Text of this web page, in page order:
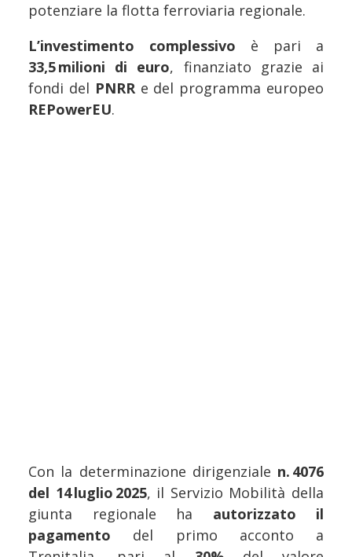
potenziare la flotta ferroviaria regionale.
L’investimento complessivo è pari a
33,5 milioni di euro, finanziato grazie ai
fondi del PNRRe del programma europeo
REPowerEU.
Con la determinazione dirigenziale n. 4076
del 14 luglio 2025, il Servizio Mobilità della
giunta regionale ha autorizzato il
pagamento del primo acconto a